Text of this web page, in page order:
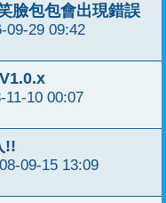
臉包包會出現錯誤
09-29 09:42
11-10 00:07
!!
09-15 13:09